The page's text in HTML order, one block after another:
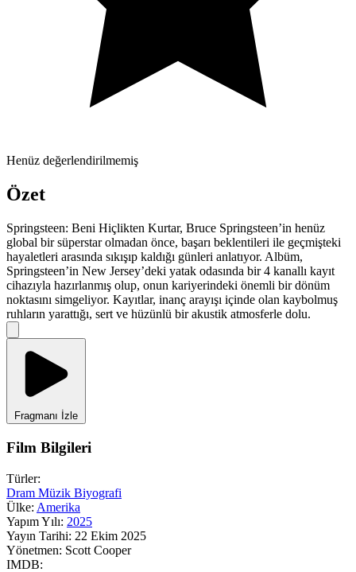
Henüz değerlendirilmemiş
Özet
Springsteen: Beni Hiçlikten Kurtar, Bruce Springsteen’in henüz
global bir süperstar olmadan önce, başarı beklentileri ile geçmişteki
hayaletleri arasında sıkışıp kaldığı günleri anlatıyor. Albüm,
Springsteen’in New Jersey’deki yatak odasında bir 4 kanallı kayıt
cihazıyla hazırlanmış olup, onun kariyerindeki önemli bir dönüm
noktasını simgeliyor. Kayıtlar, inanç arayışı içinde olan kaybolmuş
ruhların yarattığı, sert ve hüzünlü bir akustik atmosferle dolu.
Fragmanı İzle
Film Bilgileri
Türler:
Dram Müzik Biyografi
Ülke: Amerika
Yapım Yılı: 2025
Yayın Tarihi: 22 Ekim 2025
Yönetmen: Scott Cooper
IMDB: